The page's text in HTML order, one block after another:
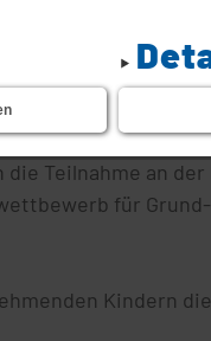
Mahlow unseren
Teilnahme an der
für
Kindern die